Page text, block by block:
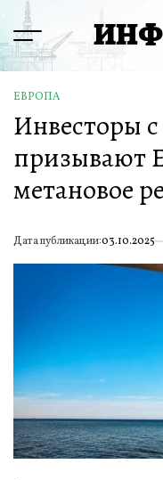
Перейти
содержимому
Menu
ОПУБЛИКОВАНО
В
ЕВРОПА
Инвесторы
призывают
метановое
Дата публикации:03.10.2025